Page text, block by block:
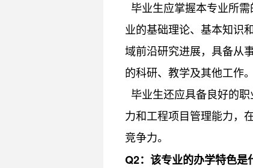
毕业生应掌握本专业所
业的基础理论、基本知识
域前沿研究进展，具备从
的科研、教学及其他工作。
毕业生还应具备良好的
力和工程项目管理能力，
竞争力。
Q2： 该专业的办学特色是